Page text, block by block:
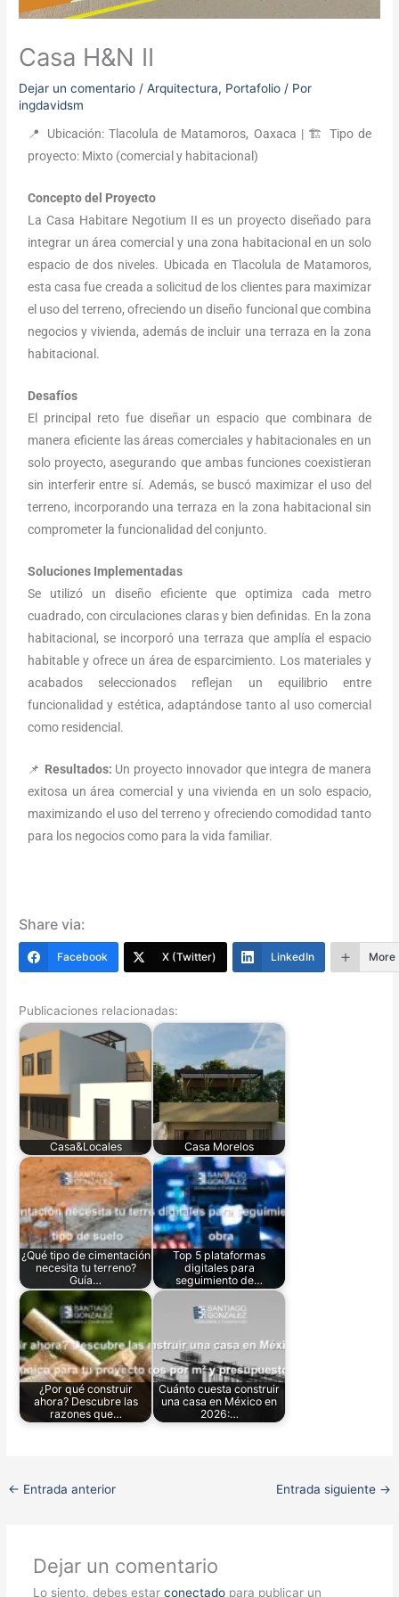
Casa H&N II
Dejar un comentario /Arquitectura, Portafolio / Por
ingdavidsm
📍 Ubicación: Tlacolula de Matamoros, Oaxaca | 🏗 Tipo de
proyecto: Mixto (comercial y habitacional)
Concepto del Proyecto
La Casa Habitare Negotium II es un proyecto diseñado para
integrar un área comercial y una zona habitacional en un solo
espacio de dos niveles. Ubicada en Tlacolula de Matamoros,
esta casa fue creada a solicitud de los clientes para maximizar
el uso del terreno, ofreciendo un diseño funcional que combina
negocios y vivienda, además de incluir una terraza en la zona
habitacional.
Desafíos
El principal reto fue diseñar un espacio que combinara de
manera eficiente las áreas comerciales y habitacionales en un
solo proyecto, asegurando que ambas funciones coexistieran
sin interferir entre sí. Además, se buscó maximizar el uso del
terreno, incorporando una terraza en la zona habitacional sin
comprometer la funcionalidad del conjunto.
Soluciones Implementadas
Se utilizó un diseño eficiente que optimiza cada metro
cuadrado, con circulaciones claras y bien definidas. En la zona
habitacional, se incorporó una terraza que amplía el espacio
habitable y ofrece un área de esparcimiento. Los materiales y
acabados seleccionados reflejan un equilibrio entre
funcionalidad y estética, adaptándose tanto al uso comercial
como residencial.
📌 Resultados: Un proyecto innovador que integra de manera
exitosa un área comercial y una vivienda en un solo espacio,
maximizando el uso del terreno y ofreciendo comodidad tanto
para los negocios como para la vida familiar.
Share via:
Facebook X (Twitter) LinkedIn More
Publicaciones relacionadas:
Casa&Locales Casa Morelos
¿Qué tipo de cimentación
necesita tu terreno?
Guía…
Top 5 plataformas
digitales para
seguimiento de…
¿Por qué construir
ahora? Descubre las
razones que…
Cuánto cuesta construir
una casa en México en
2026:…
← Entrada anterior Entrada siguiente →
Dejar un comentario
Lo siento, debes estar conectadopara publicar un